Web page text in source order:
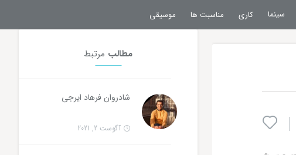
سینما کاری مناسبت ها موسیقی
مطالب مرتبط
شادروان فرهاد ایرجی
آگوست 2, 2021